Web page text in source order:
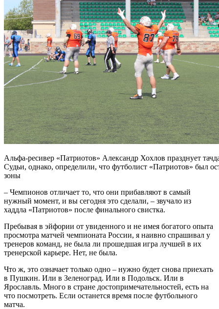
Альфа-ресивер «Патриотов» Александр Хохлов празднует
Судьи, однако, определили, что футболист «Патриотов» был
зоны
– Чемпионов отличает то, что они прибавляют в самый
нужный момент, и вы сегодня это сделали, – звучало из
хаддла «Патриотов» после финального свистка.
Пребывая в эйфории от увиденного и не имея богатого опыта
просмотра матчей чемпионата России, я наивно спрашивал у
тренеров команд, не была ли прошедшая игра лучшей в их
тренерской карьере. Нет, не была.
Что ж, это означает только одно – нужно будет снова приехать
в Пушкин. Или в Зеленоград. Или в Подольск. Или в
Ярославль. Много в стране достопримечательностей, есть на
что посмотреть. Если останется время после футбольного
матча.